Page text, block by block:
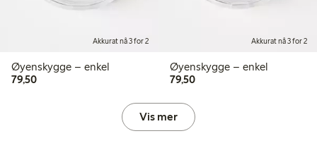
Akkurat nå 3 for 2
Øyenskygge – enkel
79,5079,50 kr
Akkurat nå 3 for 2
Øyenskygge – enkel
79,5079,50 kr
Vis mer